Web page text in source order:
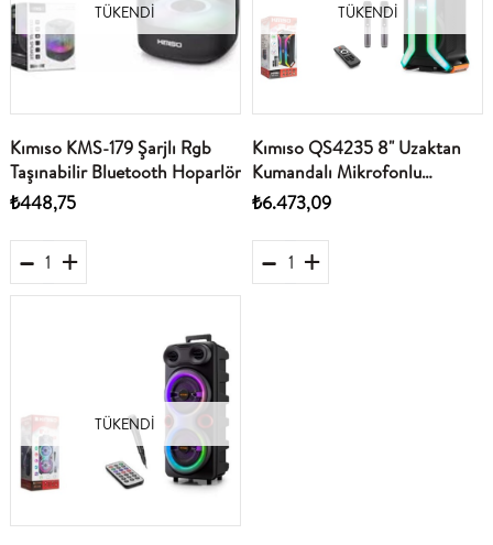
TÜKENDI
Kımıso KMS-179 Şarjlı Rgb
Taşınabilir Bluetooth Hoparlör
₺448,75
TÜKENDI
Kımıso QS4235 8" Uzaktan
Kumandalı Mikrofonlu
Bluetooth Speaker 2x8" 330-
270-680MM Usb-TfCard-Fm
₺6.473,09
TÜKENDI